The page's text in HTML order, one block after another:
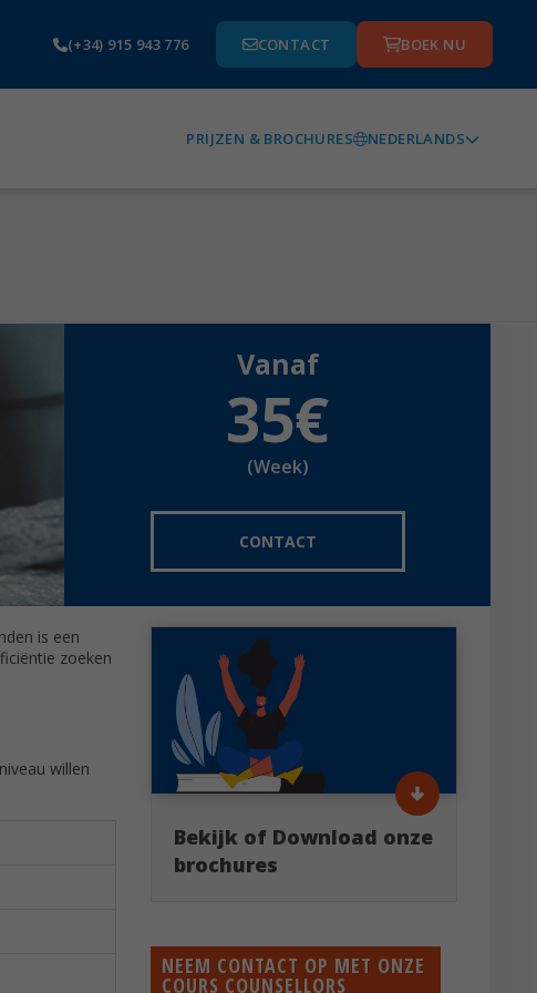
(+34) 915 943 776 CONTACT BOEK NU
PRIJZEN & BROCHURES NEDERLANDS
Vanaf
35€
(Week)
CONTACT
is een
zoeken
willen
Bekijk of Download onze
brochures
NEEM CONTACT OP MET ONZE
COURS COUNSELLORS